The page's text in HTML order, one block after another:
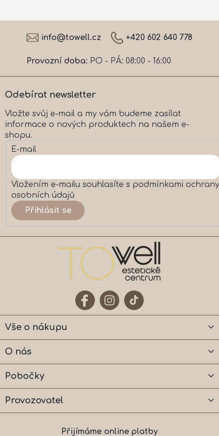
í
info@towell.cz +420 602 640 778
Provozní doba: PO - PÁ: 08:00 - 16:00
Odebírat newsletter
Vložte svůj e-mail a my vám budeme zasílat
informace o nových produktech na našem e-
shopu.
E-mail
Vložením e-mailu souhlasíte s podmínkami ochrany
osobních údajů
Přihlásit se
Vše o nákupu
O nás
Pobočky
Provozovatel
Přijímáme online platby